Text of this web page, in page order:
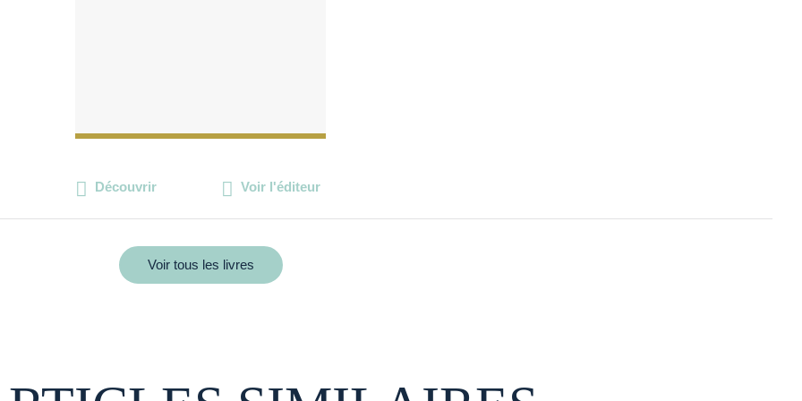
Découvrir Voir l'éditeur
Voir tous les livres